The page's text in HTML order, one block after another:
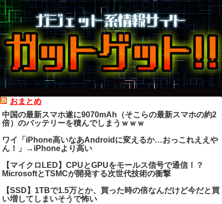
おまとめ
中国の最新スマホ遂に9070mAh（そこらの最新スマホの約2
倍）のバッテリーを積んでしまうｗｗｗ
ワイ「iPhone高いなあAndroidに変えるか…おっこれええや
ん！」→iPhoneより高い
【マイクロLED】CPUとGPUをモールス信号で通信！？
MicrosoftとTSMCが開発する次世代技術の衝撃
【SSD】1TBで1.5万とか、買った時の倍なんだけど今だと買
い増してしまいそうで怖い